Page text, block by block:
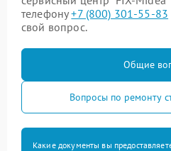
телефону+7 (800) 301-55-83
свой вопрос.
Общие
Вопросы по ремонту
Какие документы вы